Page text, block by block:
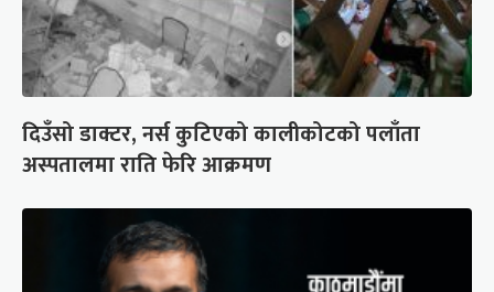
दिउँसो डाक्टर, नर्स कुटिएको कालीकोटको पलाँता
अस्पतालमा राति फेरि आक्रमण